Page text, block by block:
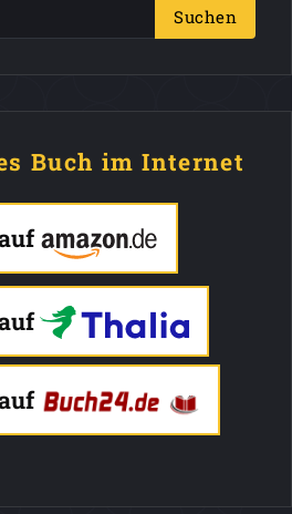
Suchen
Buch im Internet